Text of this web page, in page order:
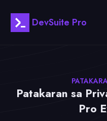
DevSuite Pro
Patakaran sa
Pro